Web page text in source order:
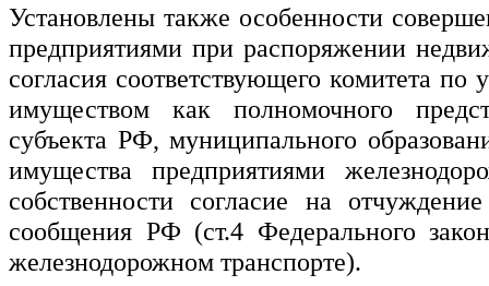
Установлены также особенности
предприятиями при распоряжении
согласия соответствующего комитета
имуществом как полномочного
субъекта РФ, муниципального
имущества предприятиями
собственности согласие на
сообщения РФ (ст.4 Федерального
железнодорожном транспорте).